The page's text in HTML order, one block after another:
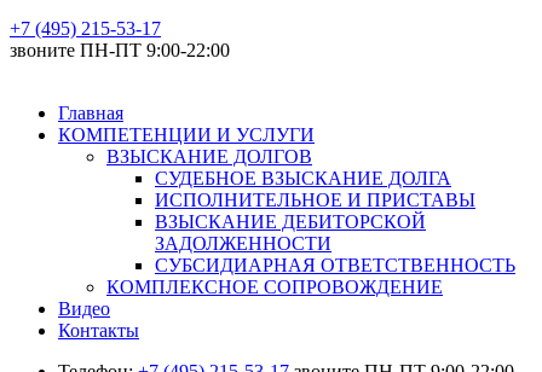
+7 (495) 215-53-17
звоните ПН-ПТ 9:00-22:00
Главная
КОМПЕТЕНЦИИ И УСЛУГИ
ВЗЫСКАНИЕ ДОЛГОВ
СУДЕБНОЕ ВЗЫСКАНИЕ ДОЛГА
ИСПОЛНИТЕЛЬНОЕ И ПРИСТАВЫ
ВЗЫСКАНИЕ ДЕБИТОРСКОЙ
ЗАДОЛЖЕННОСТИ
СУБСИДИАРНАЯ ОТВЕТСТВЕННОСТЬ
КОМПЛЕКСНОЕ СОПРОВОЖДЕНИЕ
Видео
Контакты